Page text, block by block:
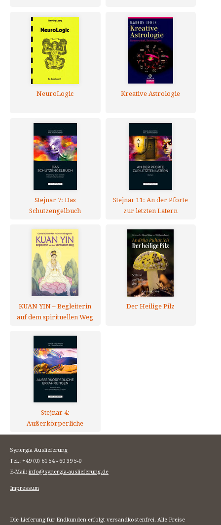
NeuroLogic Kreative Astrologie
Stejnar 7: Das
Schutzengelbuch
Stejnar 11: An der Pforte
zur letzten Latern
KUAN YIN – Begleiterin
auf dem spirituellen Weg
Der Heilige Pilz
Stejnar 4:
Außerkörperliche
Erfahrungen
Synergia Auslieferung
Tel.: +49 (0) 61 54 - 60 39 5-0
E-Mail: info@synergia-auslieferung.de
Impressum
Die Lieferung für Endkunden erfolgt versandkostenfrei. Alle Preise